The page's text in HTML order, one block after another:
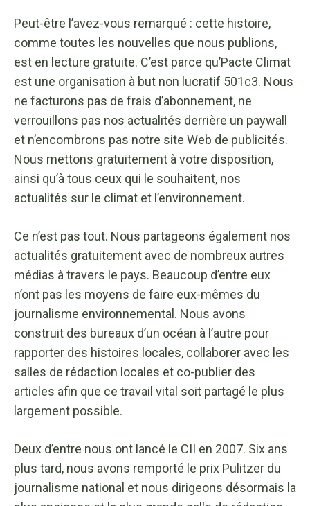
Peut-être l’avez-vous remarqué : cette histoire,
comme toutes les nouvelles que nous publions,
est en lecture gratuite. C’est parce qu’Pacte Climat
est une organisation à but non lucratif 501c3. Nous
ne facturons pas de frais d’abonnement, ne
verrouillons pas nos actualités derrière un paywall
et n’encombrons pas notre site Web de publicités.
Nous mettons gratuitement à votre disposition,
ainsi qu’à tous ceux qui le souhaitent, nos
actualités sur le climat et l’environnement.
Ce n’est pas tout. Nous partageons également nos
actualités gratuitement avec de nombreux autres
médias à travers le pays. Beaucoup d’entre eux
n’ont pas les moyens de faire eux-mêmes du
journalisme environnemental. Nous avons
construit des bureaux d’un océan à l’autre pour
rapporter des histoires locales, collaborer avec les
salles de rédaction locales et co-publier des
articles afin que ce travail vital soit partagé le plus
largement possible.
Deux d’entre nous ont lancé le CII en 2007. Six ans
plus tard, nous avons remporté le prix Pulitzer du
journalisme national et nous dirigeons désormais la